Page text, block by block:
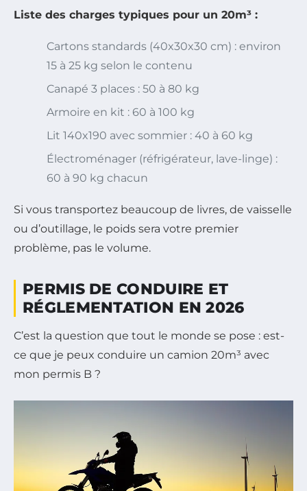
Liste des charges typiques pour un 20m³ :
Cartons standards (40x30x30 cm) : environ
15 à 25 kg selon le contenu
Canapé 3 places : 50 à 80 kg
Armoire en kit : 60 à 100 kg
Lit 140x190 avec sommier : 40 à 60 kg
Électroménager (réfrigérateur, lave-linge) :
60 à 90 kg chacun
Si vous transportez beaucoup de livres, de vaisselle
ou d’outillage, le poids sera votre premier
problème, pas le volume.
PERMIS DE CONDUIRE ET
RÉGLEMENTATION EN 2026
C’est la question que tout le monde se pose : est-
ce que je peux conduire un camion 20m³ avec
mon permis B ?